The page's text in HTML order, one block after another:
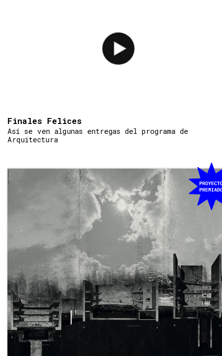
Finales Felices
Así se ven algunas entregas del programa de
Arquitectura